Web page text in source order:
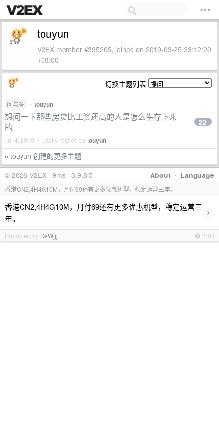
touyun
V2EX member #395205, joined on 2019-03-25 23:12:20
+08:00
切换主题列表
问与答 • touyun
想问一下那些房贷比工资还高的人是怎么生存下来
的
Jul 4, 2019 • Lastly replied bytouyun
22
» touyun 创建的更多主题
About · Language
© 2026 V2EX · 9ms · 3.9.8.5
香港CN2,4H4G10M，月付69还有更多优惠机型，稳定运营三年。
香港CN2,4H4G10M，月付69还有更多优惠机型，稳定运营三
年。
›
Promoted by DeWjjj PRO